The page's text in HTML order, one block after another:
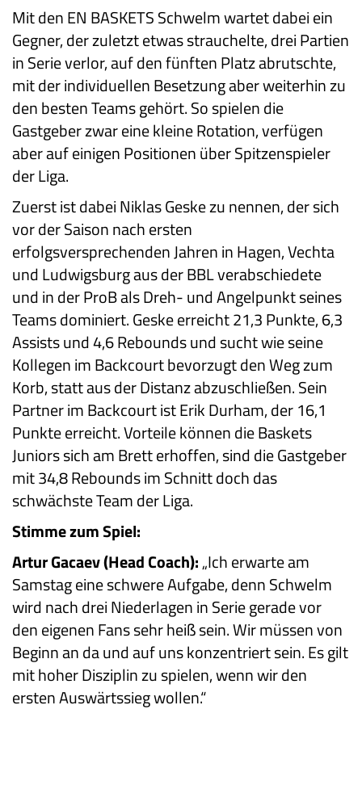
Mit den EN BASKETS Schwelm wartet dabei ein
Gegner, der zuletzt etwas strauchelte, drei Partien
in Serie verlor, auf den fünften Platz abrutschte,
mit der individuellen Besetzung aber weiterhin zu
den besten Teams gehört. So spielen die
Gastgeber zwar eine kleine Rotation, verfügen
aber auf einigen Positionen über Spitzenspieler
der Liga.
Zuerst ist dabei Niklas Geske zu nennen, der sich
vor der Saison nach ersten
erfolgsversprechenden Jahren in Hagen, Vechta
und Ludwigsburg aus der BBL verabschiedete
und in der ProB als Dreh- und Angelpunkt seines
Teams dominiert. Geske erreicht 21,3 Punkte, 6,3
Assists und 4,6 Rebounds und sucht wie seine
Kollegen im Backcourt bevorzugt den Weg zum
Korb, statt aus der Distanz abzuschließen. Sein
Partner im Backcourt ist Erik Durham, der 16,1
Punkte erreicht. Vorteile können die Baskets
Juniors sich am Brett erhoffen, sind die Gastgeber
mit 34,8 Rebounds im Schnitt doch das
schwächste Team der Liga.
Stimme zum Spiel:
Artur Gacaev (Head Coach):„Ich erwarte am
Samstag eine schwere Aufgabe, denn Schwelm
wird nach drei Niederlagen in Serie gerade vor
den eigenen Fans sehr heiß sein. Wir müssen von
Beginn an da und auf uns konzentriert sein. Es gilt
mit hoher Disziplin zu spielen, wenn wir den
ersten Auswärtssieg wollen.“